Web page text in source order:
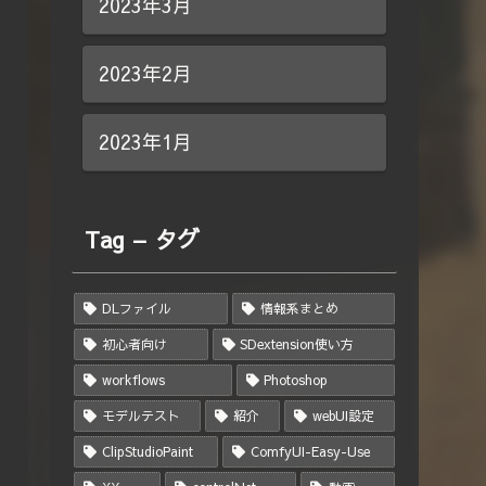
2023年2月
2023年1月
Tag – タグ
DLファイル 情報系まとめ
初心者向け SDextension使い方
workflows Photoshop
モデルテスト 紹介 webUI設定
ClipStudioPaint ComfyUI-Easy-Use